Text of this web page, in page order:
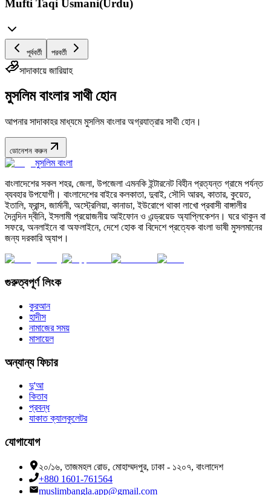
Mufti Taqi Usmani(Urdu)
পূর্ববর্তী পরবর্তী
সাদাকায়ে জারিয়াহ
মুসলিম বাংলার সাথী হোন
আপনার সাদাকাহর মাধ্যমে মুসলিম বাংলার অগ্রযাত্রার সাথী হোন।
ডোনেশন করুন
মুসলিম বাংলা
বাংলাদেশের সকল শহর, জেলা, উপজেলা এমনকি ইন্টারনেট বিহীন প্রত্যন্ত গ্রামে পর্যন্ত
ব্যবহার উপযোগী। বাংলাদেশের বাইরে কলকাতা, দুবাই, সৌদি আরব, কাতার, কুয়েত,
ইতালি, ফ্রান্স, জার্মানী, অস্ট্রেলিয়া, কানাডা, ইউরোপে থাকা লাখো প্রবাসী বাঙ্গালীর
দৈনন্দিন দ্বীনি, ইসলামী প্রয়োজনীয় আইফোন ও এন্ড্রয়েড অ্যাপ্লিকেশন। ঘরে থাকুন বা
সফরে, অনলাইনে বা অফলাইনে, দেশে হোক বা বিদেশে প্রত্যেক বাংলা ভাষী মুসলমানের
জন্য দরকারি অ্যাপ।
গুরুত্বপূর্ণ লিংক
কুরআন
হাদীস
নামাজের সময়
মাসায়েল
অন্যান্য ফিচার
দু'আ
কিতাব
প্রবন্ধ
যাকাত ক্যালকুলেটর
যোগাযোগ
২০/১৬, তাজমহল রোড, মোহাম্মদপুর, ঢাকা - ১২০৭, বাংলাদেশ
+880 1601-761564
muslimbangla.app@gmail.com